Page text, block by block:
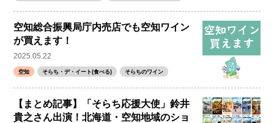
空知総合振興局庁内売店でも空知ワイン
が買えます！
2025.05.22
空知 そらち・デ・イート(食べる) そらちのワイン
【まとめ記事】「そらち応援大使」鈴井
貴之さん出演！北海道・空知地域のショ